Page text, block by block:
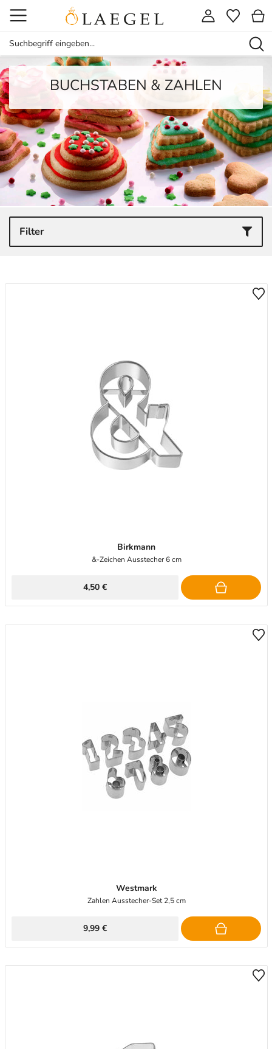
BUCHSTABEN & ZAHLEN
Filter
Birkmann
&-Zeichen Ausstecher 6 cm
4,50 €
Westmark
Zahlen Ausstecher-Set 2,5 cm
9,99 €